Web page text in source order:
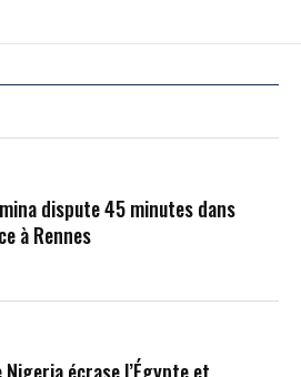
dispute 45 minutes dans
à Rennes